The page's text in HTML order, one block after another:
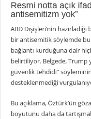
Resmi notta açık
antisemitizm yok”
ABD Dışişleri’nin
bir antisemitik söylemde
bağlantı kurduğuna dair
belirtiliyor. Belgede, Trump
güvenlik tehdidi”
desteklenmediği
Bu açıklama, Öztürk’ün
boyutunu daha da